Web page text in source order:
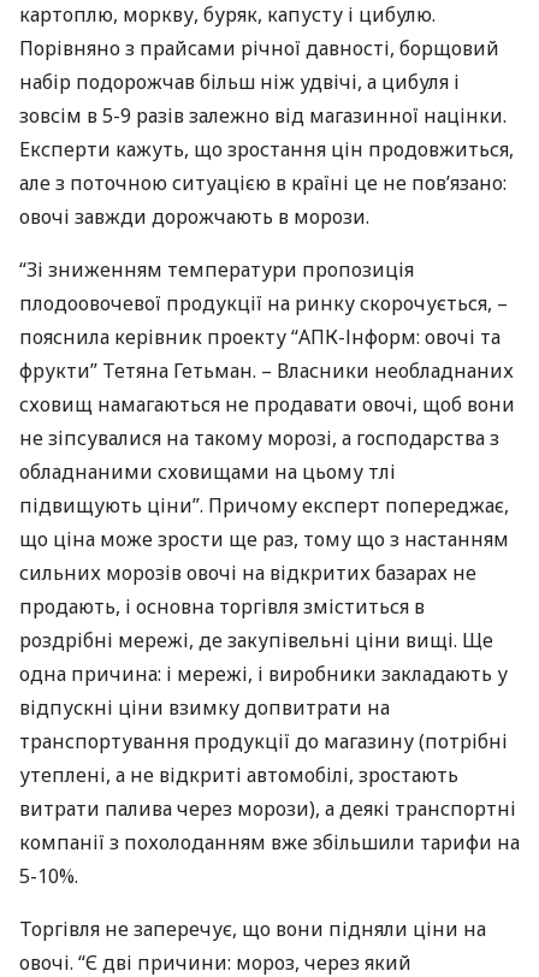
картоплю, моркву, буряк, капусту і цибулю.
Порівняно з прайсами річної давності, борщовий
набір подорожчав більш ніж удвічі, а цибуля і
зовсім в 5-9 разів залежно від магазинної націнки.
Експерти кажуть, що зростання цін продовжиться,
але з поточною ситуацією в країні це не пов’язано:
овочі завжди дорожчають в морози.
“Зі зниженням температури пропозиція
плодоовочевої продукції на ринку скорочується, –
пояснила керівник проекту “АПК-Інформ: овочі та
фрукти” Тетяна Гетьман. – Власники необладнаних
сховищ намагаються не продавати овочі, щоб вони
не зіпсувалися на такому морозі, а господарства з
обладнаними сховищами на цьому тлі
підвищують ціни”. Причому експерт попереджає,
що ціна може зрости ще раз, тому що з настанням
сильних морозів овочі на відкритих базарах не
продають, і основна торгівля зміститься в
роздрібні мережі, де закупівельні ціни вищі. Ще
одна причина: і мережі, і виробники закладають у
відпускні ціни взимку допвитрати на
транспортування продукції до магазину (потрібні
утеплені, а не відкриті автомобілі, зростають
витрати палива через морози), а деякі транспортні
компанії з похолоданням вже збільшили тарифи на
5-10%.
Торгівля не заперечує, що вони підняли ціни на
овочі. “Є дві причини: мороз, через який